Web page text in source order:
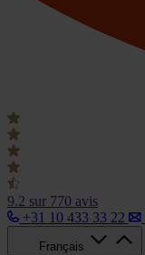
9.2 sur 770 avis
+31 10 433 33 22
Français